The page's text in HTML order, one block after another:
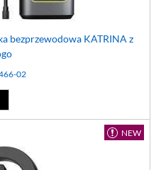
bezprzewodowa KATRINA z
02
NEW